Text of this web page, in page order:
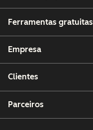
Ferramentas gratuitas
Empresa
Clientes
Parceiros